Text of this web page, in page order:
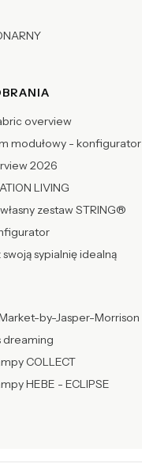
overview
modułowy - konfigurator
2026
LIVING
zestaw STRING®
sypialnię idealną
by-Jasper-Morrison
dreaming
COLLECT
HEBE - ECLIPSE